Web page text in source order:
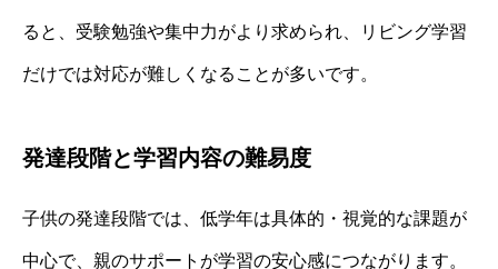
ると、受験勉強や集中力がより求められ、リビング学習
だけでは対応が難しくなることが多いです。
発達段階と学習内容の難易度
子供の発達段階では、低学年は具体的・視覚的な課題が
中心で、親のサポートが学習の安心感につながります。